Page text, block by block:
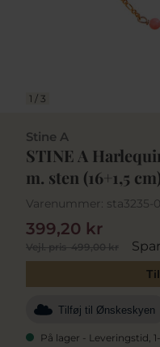
1 / 3
Stine A
STINE A
m. sten (16+1,5
Varenummer: sta3235-
Vejl. pris499,00 kr
399,20 kr
Tilføj til Ønskeskyen
På lager - Leveringstid,